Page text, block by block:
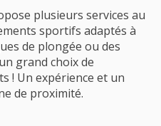
plusieurs services au
sportifs adaptés à
de plongée ou des
grand choix de
! Un expérience et un
de proximité.